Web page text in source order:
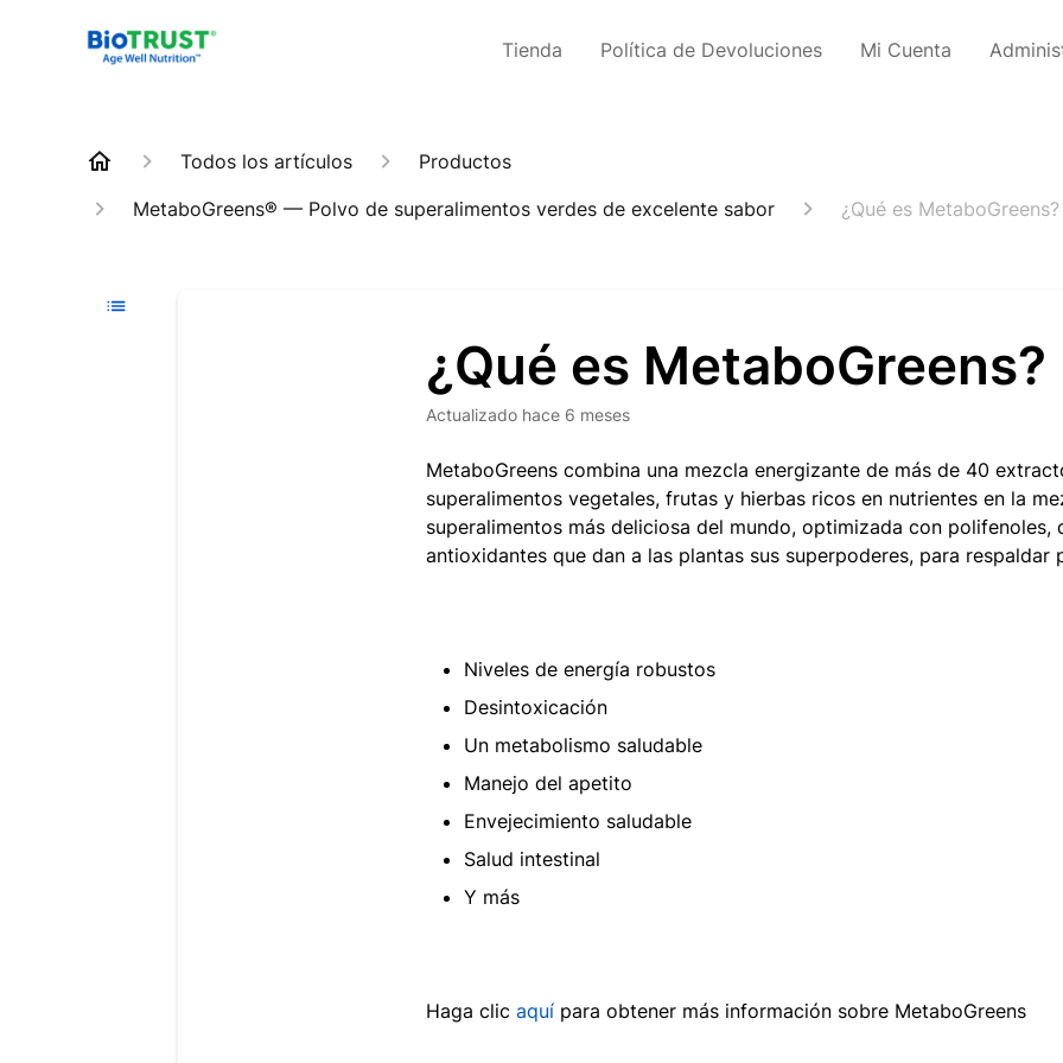
Tienda Política de Devoluciones Mi Cuenta
Todos los artículos
Productos
MetaboGreens® — Polvo de superalimentos verdes de excelente sabor
¿Qué es MetaboGreens?
¿Qué es MetaboGreens?
Actualizado hace 6 meses
MetaboGreens combina una mezcla energizante de más de 40
superalimentos vegetales, frutas y hierbas ricos en nutrientes en la
superalimentos más deliciosa del mundo, optimizada con polifenoles,
antioxidantes que dan a las plantas sus superpoderes, para respaldar
Niveles de energía robustos
Desintoxicación
Un metabolismo saludable
Manejo del apetito
Envejecimiento saludable
Salud intestinal
Y más
Haga clicaquí para obtener más información sobre MetaboGreens